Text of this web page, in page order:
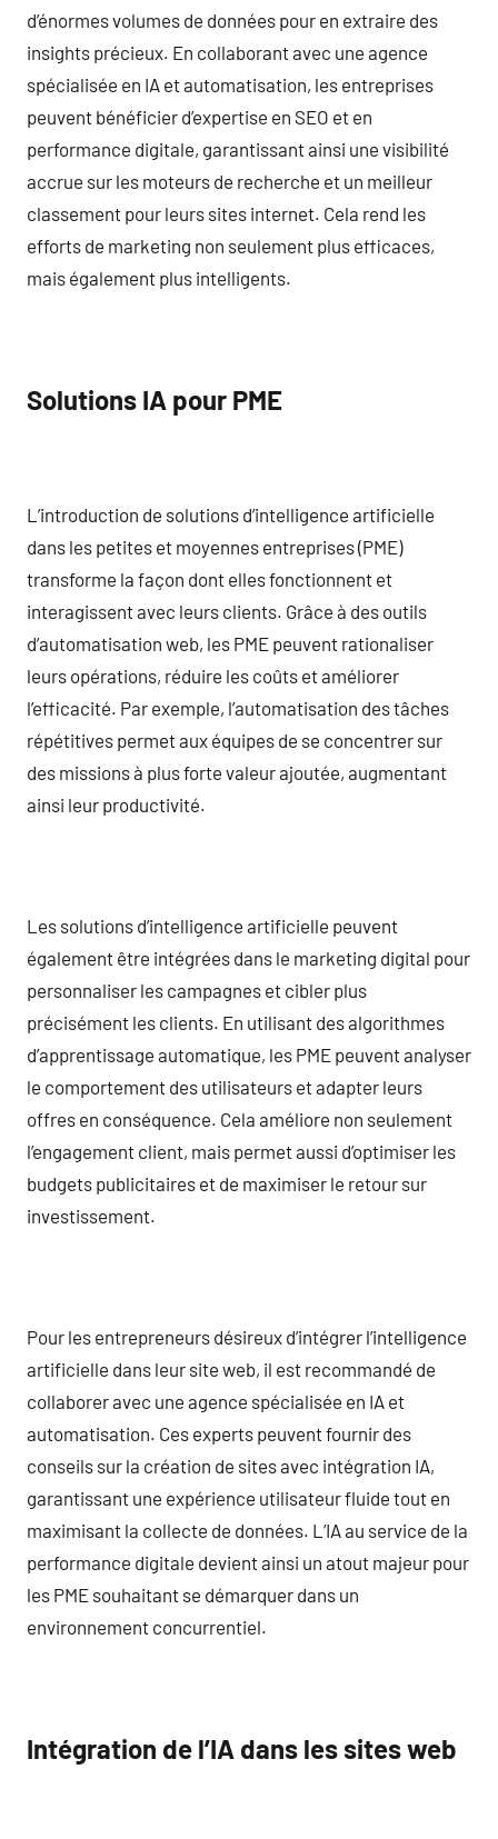
d’énormes volumes de données pour en extraire des
insights précieux. En collaborant avec une agence
spécialisée en IA et automatisation, les entreprises
peuvent bénéficier d’expertise en SEO et en
performance digitale, garantissant ainsi une visibilité
accrue sur les moteurs de recherche et un meilleur
classement pour leurs sites internet. Cela rend les
efforts de marketing non seulement plus efficaces,
mais également plus intelligents.
Solutions IA pour PME
L’introduction de solutions d’intelligence artificielle
dans les petites et moyennes entreprises (PME)
transforme la façon dont elles fonctionnent et
interagissent avec leurs clients. Grâce à des outils
d’automatisation web, les PME peuvent rationaliser
leurs opérations, réduire les coûts et améliorer
l’efficacité. Par exemple, l’automatisation des tâches
répétitives permet aux équipes de se concentrer sur
des missions à plus forte valeur ajoutée, augmentant
ainsi leur productivité.
Les solutions d’intelligence artificielle peuvent
également être intégrées dans le marketing digital pour
personnaliser les campagnes et cibler plus
précisément les clients. En utilisant des algorithmes
d’apprentissage automatique, les PME peuvent analyser
le comportement des utilisateurs et adapter leurs
offres en conséquence. Cela améliore non seulement
l’engagement client, mais permet aussi d’optimiser les
budgets publicitaires et de maximiser le retour sur
investissement.
Pour les entrepreneurs désireux d’intégrer l’intelligence
artificielle dans leur site web, il est recommandé de
collaborer avec une agence spécialisée en IA et
automatisation. Ces experts peuvent fournir des
conseils sur la création de sites avec intégration IA,
garantissant une expérience utilisateur fluide tout en
maximisant la collecte de données. L’IA au service de la
performance digitale devient ainsi un atout majeur pour
les PME souhaitant se démarquer dans un
environnement concurrentiel.
Intégration de l’IA dans les sites web